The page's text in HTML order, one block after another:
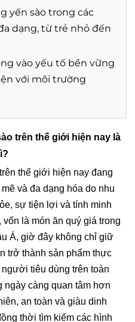
yến sào trong các
dạng, từ trẻ nhỏ đến
vào yếu tố bền vững
với môi trường
trên thế giới hiện nay là
thế giới hiện nay đang
và đa dạng hóa do nhu
sự tiện lợi và tính minh
là món ăn quý giá trong
Á, giờ đây không chỉ giữ
trở thành sản phẩm thực
tiêu dùng trên toàn
càng quan tâm hơn
an toàn và giàu dinh
thời tìm kiếm các hình